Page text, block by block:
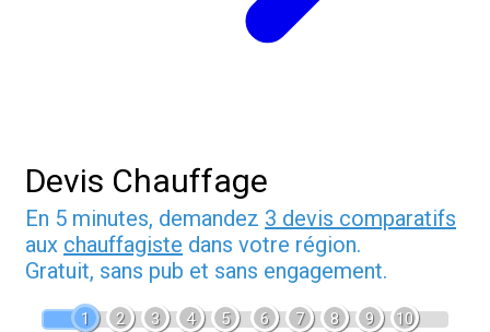
Devis Chauffage
En 5 minutes, demandez 3 devis comparatifs
aux chauffagiste dans votre région.
Gratuit, sans pub et sans engagement.
1 2 3 4 5 6 7 8 9 10